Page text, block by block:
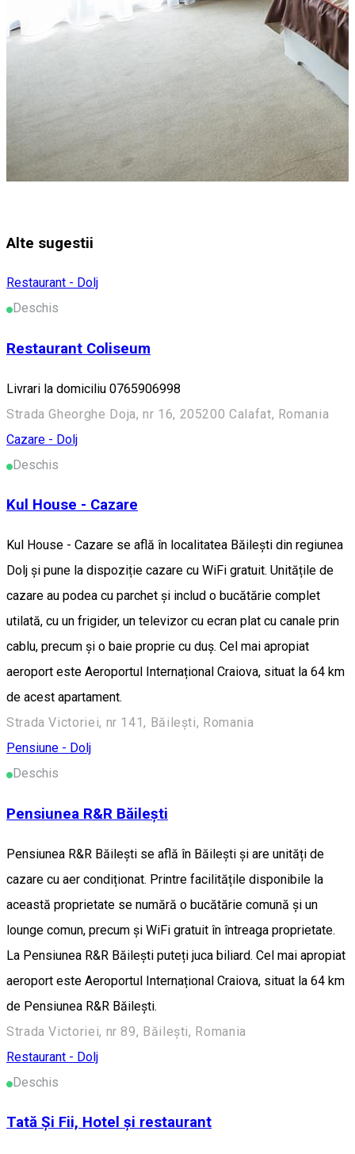
Alte sugestii
Restaurant - Dolj
Deschis
Restaurant Coliseum
Livrari la domiciliu 0765906998
Strada Gheorghe Doja, nr 16, 205200 Calafat, Romania
Cazare - Dolj
Deschis
Kul House - Cazare
Kul House - Cazare se află în localitatea Băileşti din regiunea
Dolj și pune la dispoziție cazare cu WiFi gratuit. Unitățile de
cazare au podea cu parchet și includ o bucătărie complet
utilată, cu un frigider, un televizor cu ecran plat cu canale prin
cablu, precum și o baie proprie cu duș. Cel mai apropiat
aeroport este Aeroportul Internațional Craiova, situat la 64 km
de acest apartament.
Strada Victoriei, nr 141, Băilești, Romania
Pensiune - Dolj
Deschis
Pensiunea R&R Băilești
Pensiunea R&R Băilești se află în Băileşti și are unități de
cazare cu aer condiționat. Printre facilitățile disponibile la
această proprietate se numără o bucătărie comună și un
lounge comun, precum și WiFi gratuit în întreaga proprietate.
La Pensiunea R&R Băilești puteți juca biliard. Cel mai apropiat
aeroport este Aeroportul Internațional Craiova, situat la 64 km
de Pensiunea R&R Băilești.
Strada Victoriei, nr 89, Băilești, Romania
Restaurant - Dolj
Deschis
Tată Și Fii, Hotel și restaurant